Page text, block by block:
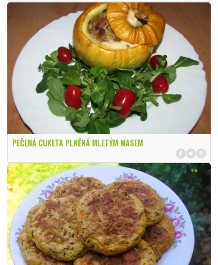
PEČENÁ CUKETA PLNĚNÁ MLETÝM MASEM